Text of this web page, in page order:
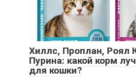
Хиллс, Проплан, Роял
Пурина: какой корм
для кошки?